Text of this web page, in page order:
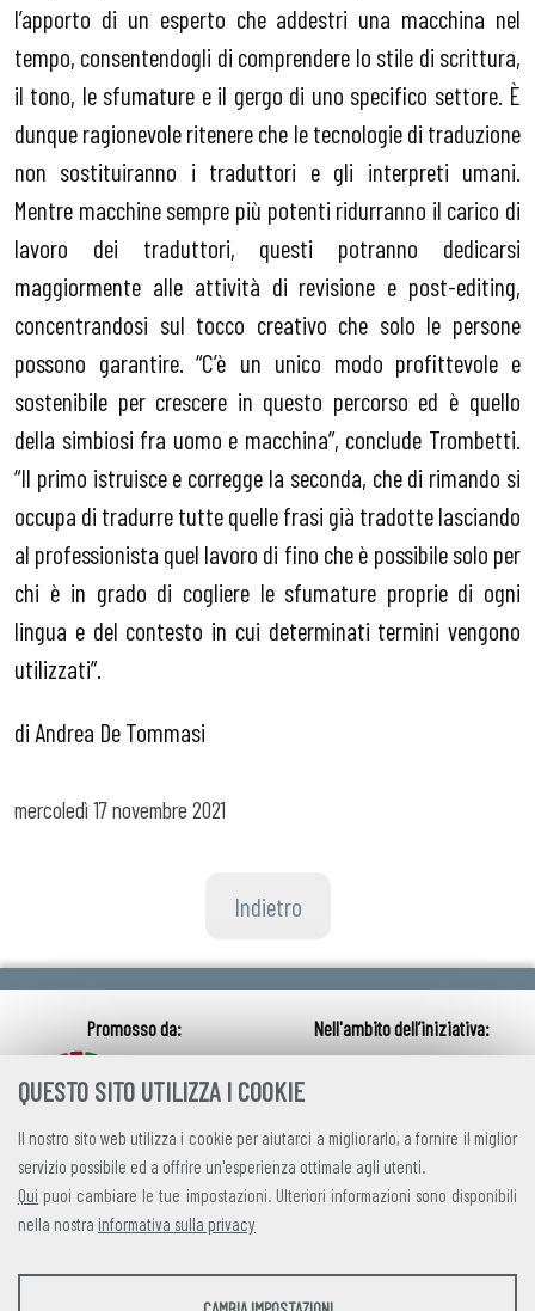
QUESTO SITO UTILIZZA I COOKIE
Il nostro sito web utilizza i cookie per aiutarci a migliorarlo, a fornire il miglior
servizio possibile ed a offrire un'esperienza ottimale agli utenti.
Qui puoi cambiare le tue impostazioni. Ulteriori informazioni sono disponibili
nella nostra informativa sulla privacy
STATISTICHE
l’apporto di un esperto che addestri una macchina nel
tempo, consentendogli di comprendere lo stile di scrittura,
il tono, le sfumature e il gergo di uno specifico settore. È
dunque ragionevole ritenere che le tecnologie di traduzione
non sostituiranno i traduttori e gli interpreti umani.
Mentre macchine sempre più potenti ridurranno il carico di
lavoro dei traduttori, questi potranno dedicarsi
maggiormente alle attività di revisione e post-editing,
concentrandosi sul tocco creativo che solo le persone
possono garantire. “C’è un unico modo profittevole e
sostenibile per crescere in questo percorso ed è quello
della simbiosi fra uomo e macchina”, conclude Trombetti.
“Il primo istruisce e corregge la seconda, che di rimando si
occupa di tradurre tutte quelle frasi già tradotte lasciando
al professionista quel lavoro di fino che è possibile solo per
chi è in grado di cogliere le sfumature proprie di ogni
lingua e del contesto in cui determinati termini vengono
utilizzati”.
di Andrea De Tommasi
mercoledì 17 novembre 2021
Indietro
credits|privacy|contatti